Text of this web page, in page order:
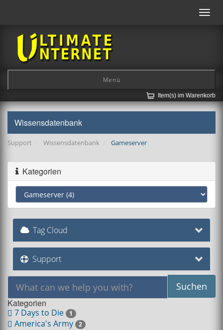
Menü
Item(s) im Warenkorb
Wissensdatenbank
Support Wissensdatenbank Gameserver
Kategorien
Tag Cloud
Support
Kategorien
7 Days to Die 1
America's Army 2